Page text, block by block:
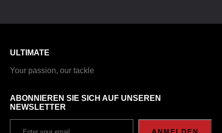
ULTIMATE
Your passion, our tackle
ABONNIEREN SIE SICH AUF UNSEREN
NEWSLETTER